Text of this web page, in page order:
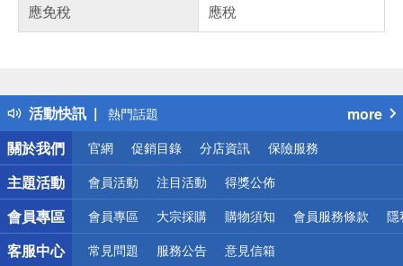
應免稅
應稅
活動快訊
得獎公告
熱門話題
銀行優惠
偏遠地區配送
詐騙網頁！請小心！
more
關於我們
官網 促銷目錄 分店資訊 保險服務
主題活動 會員活動 注目活動 得獎公佈
會員專區 會員專區 大宗採購 購物須知 會員服務條款 隱
客服中心 常見問題 服務公告 意見信箱